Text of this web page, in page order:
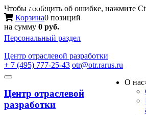
Чтобы сообщить об ошибке, нажмите
Корзина0 позиций
на сумму 0 руб.
Персональный раздел
Центр отраслевой разработки
+ 7 (495) 777-25-43 otr@otr.rarus.ru
Toggle
Меню
Центр отраслевой
разработки
О нас